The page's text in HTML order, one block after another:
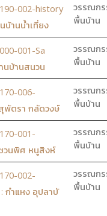
002-history
บ้านน้ำเที่ยง
วรรณกร
พื้นบ้าน
001-Sa
นบ้านสนวน
วรรณกร
พื้นบ้าน
006-
พัตรา กลัดวงษ์
วรรณกร
พื้นบ้าน
001-
วนพิศ หนูสิงห์
วรรณกร
พื้นบ้าน
002-
กำแหง อุปลาบั
วรรณกร
พื้นบ้าน